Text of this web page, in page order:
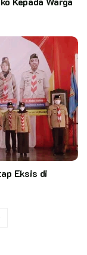
Eksis di